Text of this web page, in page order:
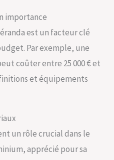
importance
est un facteur clé
Par exemple, une
coûter entre 25 000 € et
finitions et équipements
un rôle crucial dans le
apprécié pour sa